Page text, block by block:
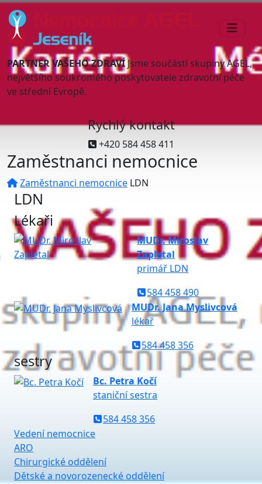
PARTNER VAŠEHO ZDRAVÍJsme součástí skupiny AGEL,
největšího soukromého poskytovatele zdravotní péče
ve střední Evropě.
Rychlý kontakt
+420 584 458 411
Zaměstnanci nemocnice
Zaměstnanci nemocnice LDN
LDN
Lékaři
MUDr. Miroslav
Zapletal
primář LDN
584 458 490
MUDr. Jana Myslivcová
lékař
584 458 356
sestry
Bc. Petra Kočí
staniční sestra
584 458 356
Vedení nemocnice
ARO
Chirurgické oddělení
Dětské a novorozenecké oddělení